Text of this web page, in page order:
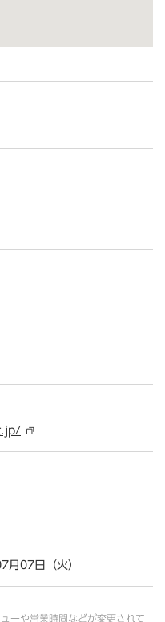
07日（火）
ーや営業時間などが変更されて